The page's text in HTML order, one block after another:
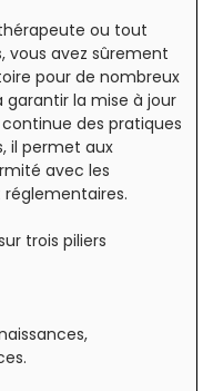
ou tout
vous avez sûrement
pour de nombreux
la mise à jour
des pratiques
il permet aux
avec les
trois piliers